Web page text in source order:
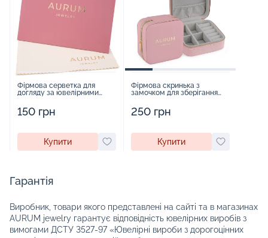
Фірмова серветка для
догляду за ювелірними
150 грн
Купити
Фірмова скринька з
замочком для зберігання
250 грн
Купити
Гарантія
Виробник, товари якого представлені на сайті та в магазинах
AURUM jewelry гарантує відповідність ювелірних виробів з
вимогами ДСТУ 3527-97 «Ювелірні вироби з дорогоцінних